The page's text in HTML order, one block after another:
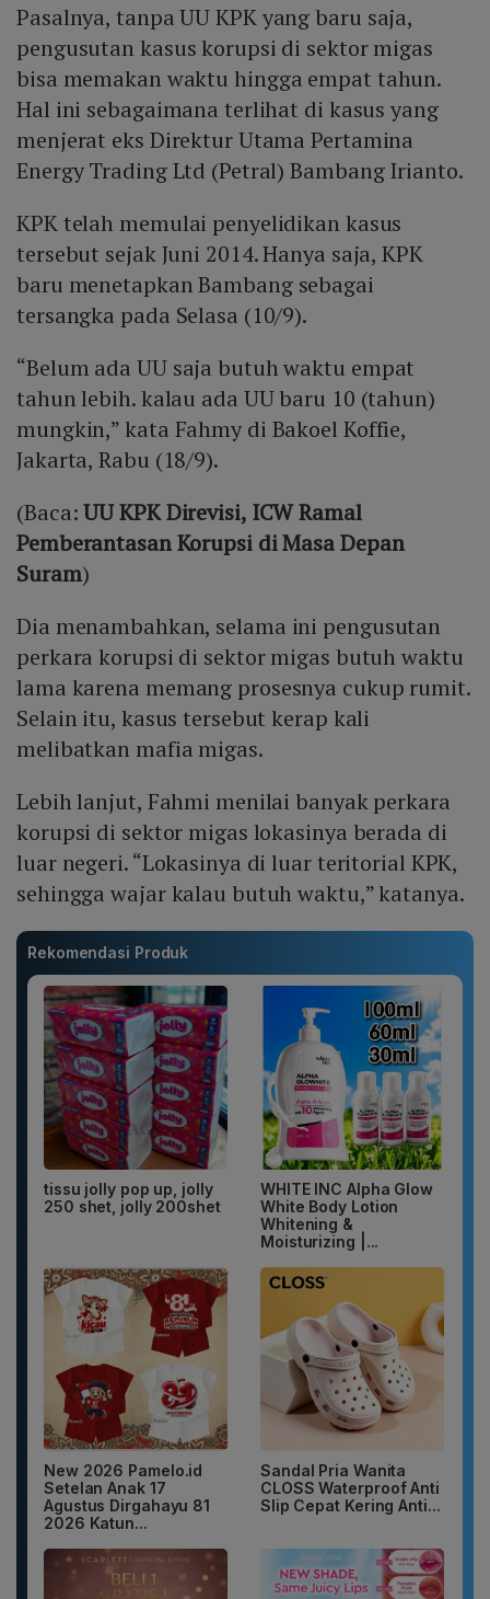
Pasalnya, tanpa UU KPK yang baru saja,
pengusutan kasus korupsi di sektor migas
bisa memakan waktu hingga empat tahun.
Hal ini sebagaimana terlihat di kasus yang
menjerat eks Direktur Utama Pertamina
Energy Trading Ltd (Petral) Bambang Irianto.
KPK telah memulai penyelidikan kasus
tersebut sejak Juni 2014. Hanya saja, KPK
baru menetapkan Bambang sebagai
tersangka pada Selasa (10/9).
“Belum ada UU saja butuh waktu empat
tahun lebih. kalau ada UU baru 10 (tahun)
mungkin,” kata Fahmy di Bakoel Koffie,
Jakarta, Rabu (18/9).
(Baca:UU KPK Direvisi, ICW Ramal
Pemberantasan Korupsi di Masa Depan
Suram)
Dia menambahkan, selama ini pengusutan
perkara korupsi di sektor migas butuh waktu
lama karena memang prosesnya cukup rumit.
Selain itu, kasus tersebut kerap kali
melibatkan mafia migas.
Lebih lanjut, Fahmi menilai banyak perkara
korupsi di sektor migas lokasinya berada di
luar negeri. “Lokasinya di luar teritorial KPK,
sehingga wajar kalau butuh waktu,” katanya.
Rekomendasi Produk
tissu jolly pop up, jolly
250 shet, jolly 200shet
WHITE INC Alpha Glow
White Body Lotion
Whitening &
Moisturizing |...
New 2026 Pamelo.id
Setelan Anak 17
Agustus Dirgahayu 81
2026 Katun...
Sandal Pria Wanita
CLOSS Waterproof Anti
Slip Cepat Kering Anti...